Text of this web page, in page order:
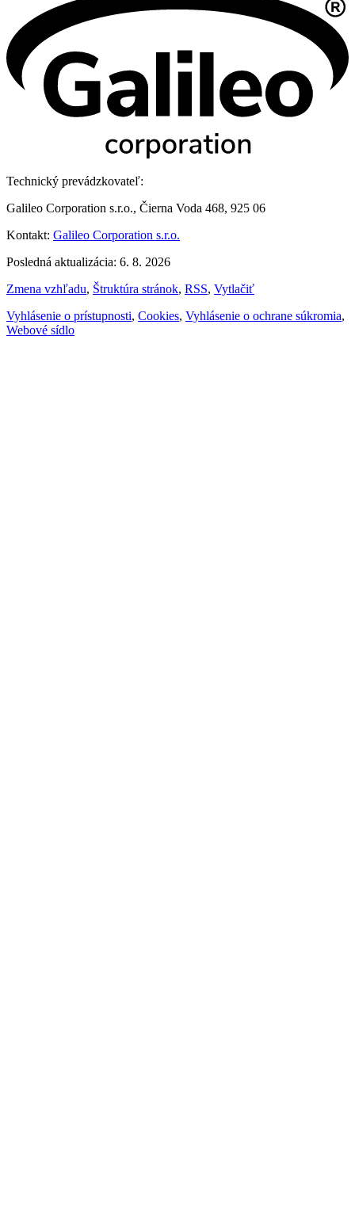
Technický prevádzkovateľ:
Galileo Corporation s.r.o., Čierna Voda 468, 925 06
Kontakt: Galileo Corporation s.r.o.
Posledná aktualizácia: 6. 8. 2026
Zmena vzhľadu, Štruktúra stránok, RSS, Vytlačiť
Vyhlásenie o prístupnosti, Cookies, Vyhlásenie o ochrane súkromia,
Webové sídlo